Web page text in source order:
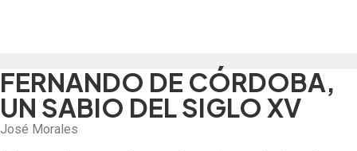
FERNANDO DE CÓRDOBA,
UN SABIO DEL SIGLO XV
José Morales